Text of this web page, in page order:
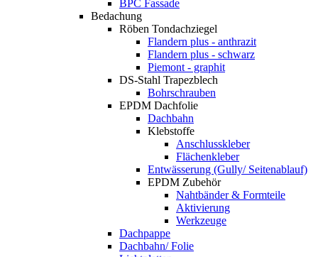
BPC Fassade
Bedachung
Röben Tondachziegel
Flandern plus - anthrazit
Flandern plus - schwarz
Piemont - graphit
DS-Stahl Trapezblech
Bohrschrauben
EPDM Dachfolie
Dachbahn
Klebstoffe
Anschlusskleber
Flächenkleber
Entwässerung (Gully/ Seitenablauf)
EPDM Zubehör
Nahtbänder & Formteile
Aktivierung
Werkzeuge
Dachpappe
Dachbahn/ Folie